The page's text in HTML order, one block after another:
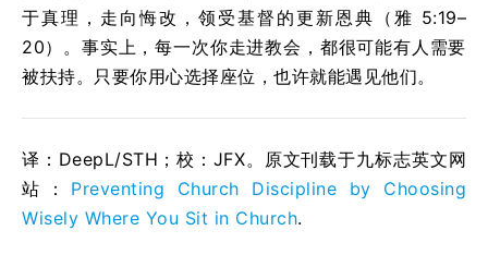
于真理，走向悔改，领受基督的更新恩典（雅 5:19–
20）。事实上，每一次你走进教会，都很可能有人需要
被扶持。只要你用心选择座位，也许就能遇见他们。
译：DeepL/STH；校： JFX。原文刊载于九标志英文网
站： Preventing Church Discipline by Choosing
Wisely Where You Sit in Church.